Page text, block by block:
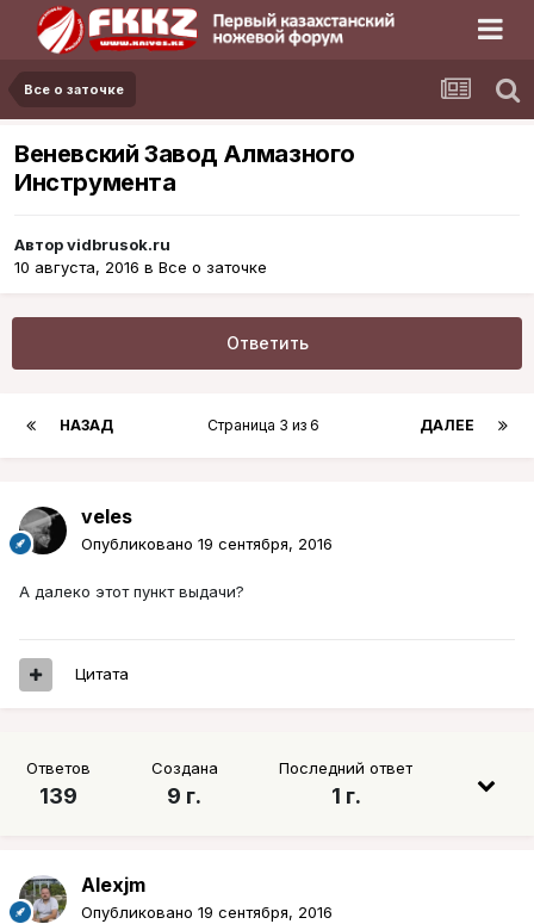
Все о заточке
Веневский Завод Алмазного
Инструмента
Авторvidbrusok.ru
10 августа, 2016 в Все о заточке
Ответить
НАЗАД ДАЛЕЕ
Страница 3 из 6
veles
Опубликовано 19 сентября, 2016
А далеко этот пункт выдачи?
Цитата
Ответов
139
Создана
9 г.
Последний ответ
1 г.
Alexjm
Опубликовано 19 сентября, 2016